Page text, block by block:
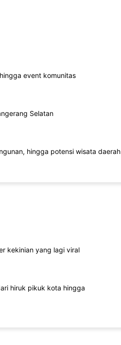
event komunitas
Selatan
hingga potensi wisata daerah
kekinian yang lagi viral
hiruk pikuk kota hingga